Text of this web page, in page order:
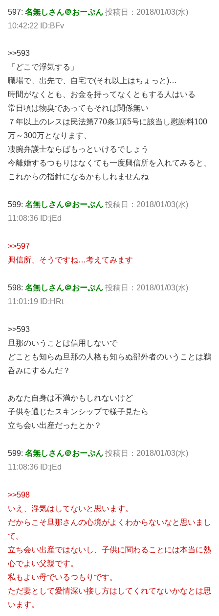
597: 名無しさん＠おーぷん 投稿日：2018/01/03(水)
10:42:22 ID:BFv
>>593
「どこで浮気する」
職場で、出先で、自宅で(それ以上はちょっと)…
時間がなくとも、お金を持ってなくともする人はいる
常日頃は物臭であってもそれは関係無い
７年以上のレスは民法第770条1項5号に該当し慰謝料100
万～300万となります、
凄腕弁護士ならばもっといけるでしょう
今離婚するつもりはなくても一度興信所を入れてみると、
これからの指針になるかもしれませんね
599: 名無しさん＠おーぷん 投稿日：2018/01/03(水)
11:08:36 ID:jEd
>>597
興信所、そうですね…考えてみます
598: 名無しさん＠おーぷん 投稿日：2018/01/03(水)
11:01:19 ID:HRt
>>593
旦那のいうことは信用しないで
どことも知らぬ旦那の人格も知らぬ部外者のいうことは鵜
呑みにするんだ？
あなた自身は不満かもしれないけど
子供を通じたスキンシップで様子見たら
立ち会い出産だったとか？
599: 名無しさん＠おーぷん 投稿日：2018/01/03(水)
11:08:36 ID:jEd
>>598
いえ、浮気はしてないと思います。
だからこそ旦那さんの心境がよくわからないなと思いまし
て。
立ち会い出産ではないし、子供に関わることには本当に熱
心でよい父親です。
私もよい母でいるつもりです。
ただ妻として愛情深い接し方はしてくれてないかなとは思
います。